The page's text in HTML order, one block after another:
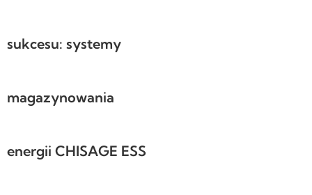
sukcesu: systemy
magazynowania
energii CHISAGE ESS